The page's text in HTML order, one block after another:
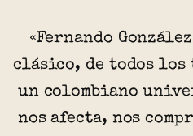
«Fernando
clásico, de todos los
un colombiano
nos afecta, nos